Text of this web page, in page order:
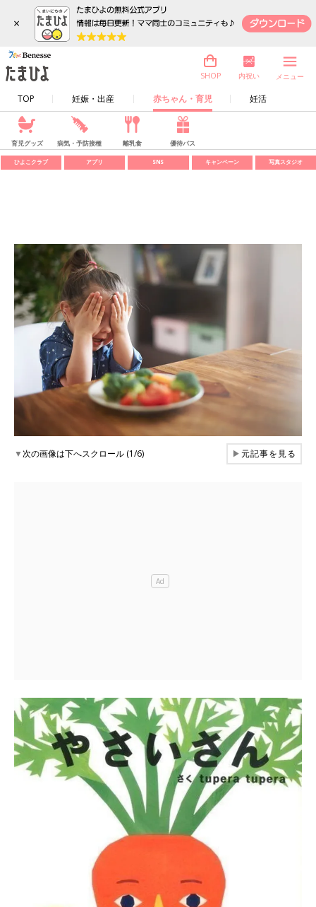
×
TOP 妊娠・出産 赤ちゃん・育児 妊活
SHOP 内祝い メニュー
育児グッズ 病気・予防接種 離乳食 優待パス
ひよこクラブ アプリ SNS キャンペーン 写真スタジオ
▼次の画像は下へスクロール (1/6) ▶元記事を見る